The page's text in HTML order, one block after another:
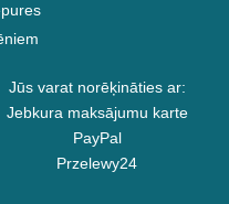
Jūs varat norēķināties ar:
Jebkura maksājumu karte
PayPal
Przelewy24